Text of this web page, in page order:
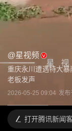
@星视频
重庆永川遭遇特大暴
老板发声
2026-05-25 09:04 发布
打开腾讯新闻